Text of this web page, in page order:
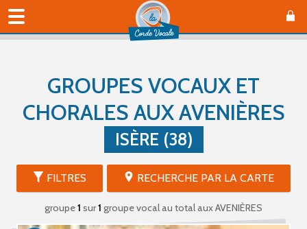
GROUPES VOCAUX ET
CHORALES AUX AVENIÈRES
ISÈRE (38)
FILTRES RECHERCHE PAR LA CARTE
groupe1 sur1 groupe vocal au totalaux AVENIÈRES